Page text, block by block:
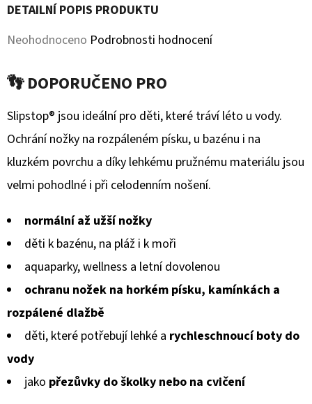
DETAILNÍ POPIS PRODUKTU
Průměrné
produktu
je
0,0
z
Neohodnoceno Podrobnosti hodnocení
👣 DOPORUČENO PRO
Slipstop® jsou ideální pro děti, které tráví léto u vody.
Ochrání nožky na rozpáleném písku, u bazénu i na
kluzkém povrchu a díky lehkému pružnému materiálu jsou
velmi pohodlné i při celodenním nošení.
normální až užší nožky
děti k bazénu, na pláž i k moři
aquaparky, wellness a letní dovolenou
ochranu nožek na horkém písku, kamínkách a
rozpálené dlažbě
děti, které potřebují lehké a rychleschnoucí boty do
vody
jako přezůvky do školky nebo na cvičení
U
J
M
E
SOFTSHELLOVÉ
S
ČERNÉ
Kč
Původně:
430